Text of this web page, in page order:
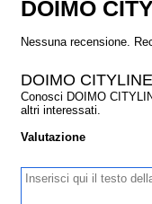
DOIMO
Nessuna recensione.
DOIMO CITYLINE
Conosci DOIMO
altri interessati.
Valutazione